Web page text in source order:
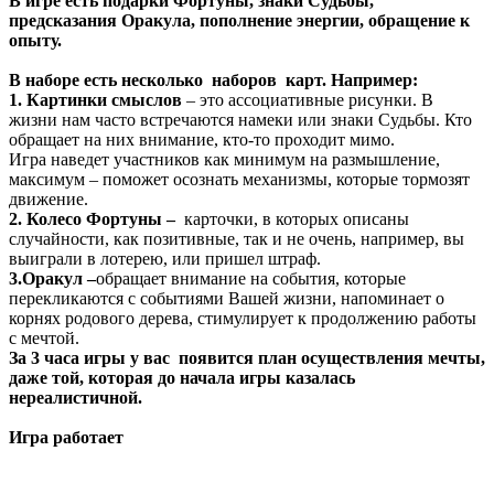
предсказания Оракула, пополнение энергии, обращение к
опыту.
В наборе есть несколько наборов карт. Например:
1. Картинки смыслов – это ассоциативные рисунки. В
жизни нам часто встречаются намеки или знаки Судьбы. Кто
обращает на них внимание, кто-то проходит мимо.
Игра наведет участников как минимум на размышление,
максимум – поможет осознать механизмы, которые тормозят
движение.
2. Колесо Фортуны – карточки, в которых описаны
случайности, как позитивные, так и не очень, например, вы
выиграли в лотерею, или пришел штраф.
3.Оракул –обращает внимание на события, которые
перекликаются с событиями Вашей жизни, напоминает о
корнях родового дерева, стимулирует к продолжению работы
с мечтой.
За 3 часа игры у вас появится план осуществления мечты,
даже той, которая до начала игры казалась
нереалистичной.
Игра работает